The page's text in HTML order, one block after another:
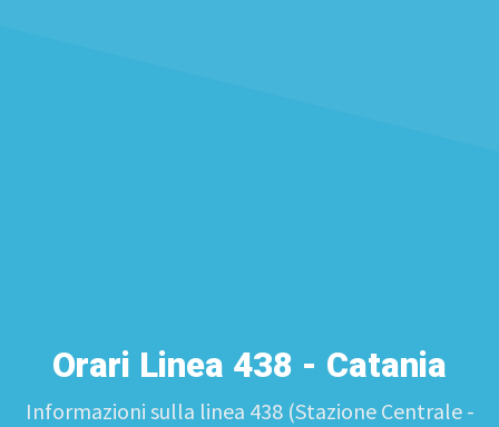
Orari Linea 438 - Catania
Informazioni sulla linea 438 (Stazione Centrale -